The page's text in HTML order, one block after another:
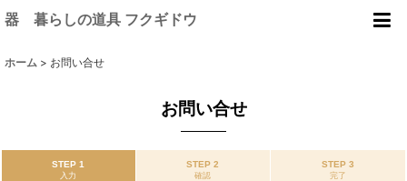
器 暮らしの道具 フクギドウ
ホーム > お問い合せ
お問い合せ
STEP 1
入力
STEP 2
確認
STEP 3
完了